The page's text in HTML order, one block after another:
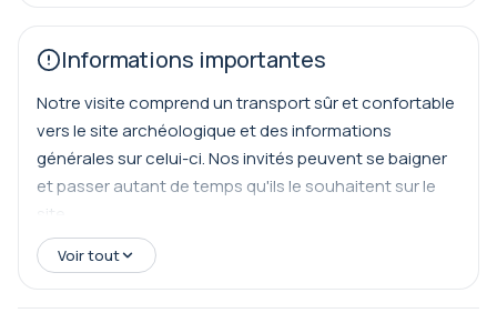
Informations importantes
Notre visite comprend un transport sûr et confortable
vers le site archéologique et des informations
générales sur celui-ci. Nos invités peuvent se baigner
et passer autant de temps qu'ils le souhaitent sur le
site.
Voir tout